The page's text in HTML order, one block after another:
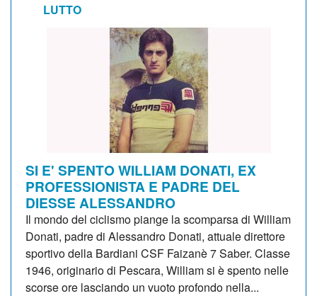
LUTTO
SI E' SPENTO WILLIAM DONATI, EX
PROFESSIONISTA E PADRE DEL
DIESSE ALESSANDRO
Il mondo del ciclismo piange la scomparsa di William
Donati, padre di Alessandro Donati, attuale direttore
sportivo della Bardiani CSF Faizanè 7 Saber. Classe
1946, originario di Pescara, William si è spento nelle
scorse ore lasciando un vuoto profondo nella...